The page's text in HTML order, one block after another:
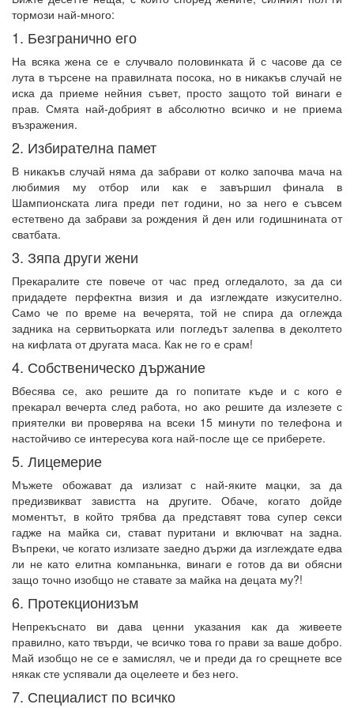
тормози най-много:
1. Безгранично его
На всяка жена се е случвало половинката й с часове да се
лута в търсене на правилната посока, но в никакъв случай не
иска да приеме нейния съвет, просто защото той винаги е
прав. Смята най-добрият в абсолютно всичко и не приема
възражения.
2. Избирателна памет
В никакъв случай няма да забрави от колко започва мача на
любимия му отбор или как е завършил финала в
Шампионската лига преди пет години, но за него е съвсем
естетвено да забрави за рождения й ден или годишнината от
сватбата.
3. Зяпа други жени
Прекаралите сте повече от час пред огледалото, за да си
придадете перфектна визия и да изглеждате изкусително.
Само че по време на вечерята, той не спира да оглежда
задника на сервитьорката или погледът залепва в деколтето
на кифлата от другата маса. Как не го е срам!
4. Собственическо държание
Вбесява се, ако решите да го попитате къде и с кого е
прекарал вечерта след работа, но ако решите да излезете с
приятелки ви проверява на всеки 15 минути по телефона и
настойчиво се интересува кога най-после ще се приберете.
5. Лицемерие
Мъжете обожават да излизат с най-яките мацки, за да
предизвикват завистта на другите. Обаче, когато дойде
моментът, в който трябва да представят това супер секси
гадже на майка си, стават пуритани и включват на задна.
Въпреки, че когато излизате заедно държи да изглеждате едва
ли не като елитна компаньнка, винаги е готов да ви обясни
защо точно изобщо не ставате за майка на децата му?!
6. Протекционизъм
Непрекъснато ви дава ценни указания как да живеете
правилно, като твърди, че всичко това го прави за ваше добро.
Май изобщо не се е замислял, че и преди да го срещнете все
някак сте успявали да оцелеете и без него.
7. Специалист по всичко